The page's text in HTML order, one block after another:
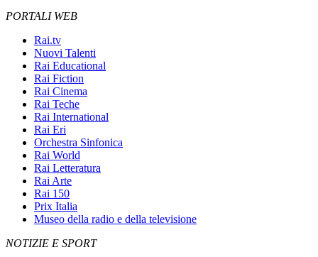
PORTALI WEB
Rai.tv
Nuovi Talenti
Rai Educational
Rai Fiction
Rai Cinema
Rai Teche
Rai International
Rai Eri
Orchestra Sinfonica
Rai World
Rai Letteratura
Rai Arte
Rai 150
Prix Italia
Museo della radio e della televisione
NOTIZIE E SPORT